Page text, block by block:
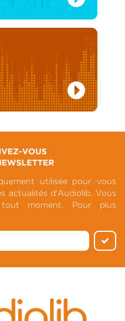
utilisée pour vous
actualités d'Audiolib. Vous
moment. Pour plus